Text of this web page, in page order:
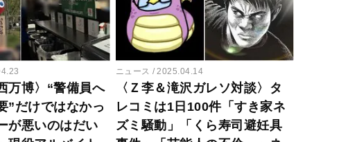
万博〉“警備員へ
”だけではなかっ
が悪いのはだい
ニュース 2025.04.14
〈Ｚ李＆滝沢ガレソ対談〉タ
レコミは1日100件「すき家ネ
ズミ騒動」「くら寿司避妊具